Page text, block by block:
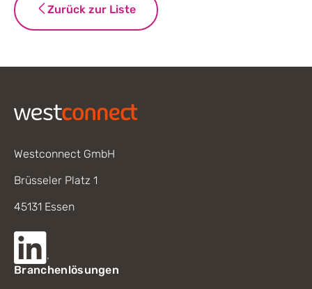
Zurück zur Liste
Westconnect GmbH
Brüsseler Platz 1
45131 Essen
Branchenlösungen